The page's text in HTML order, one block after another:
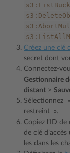
Créez une clé
secret dont
Connectez-
Gestionnaire
distant >
Sélectionnez
restreint ».
Copiez l’ID
de clé
les dans les